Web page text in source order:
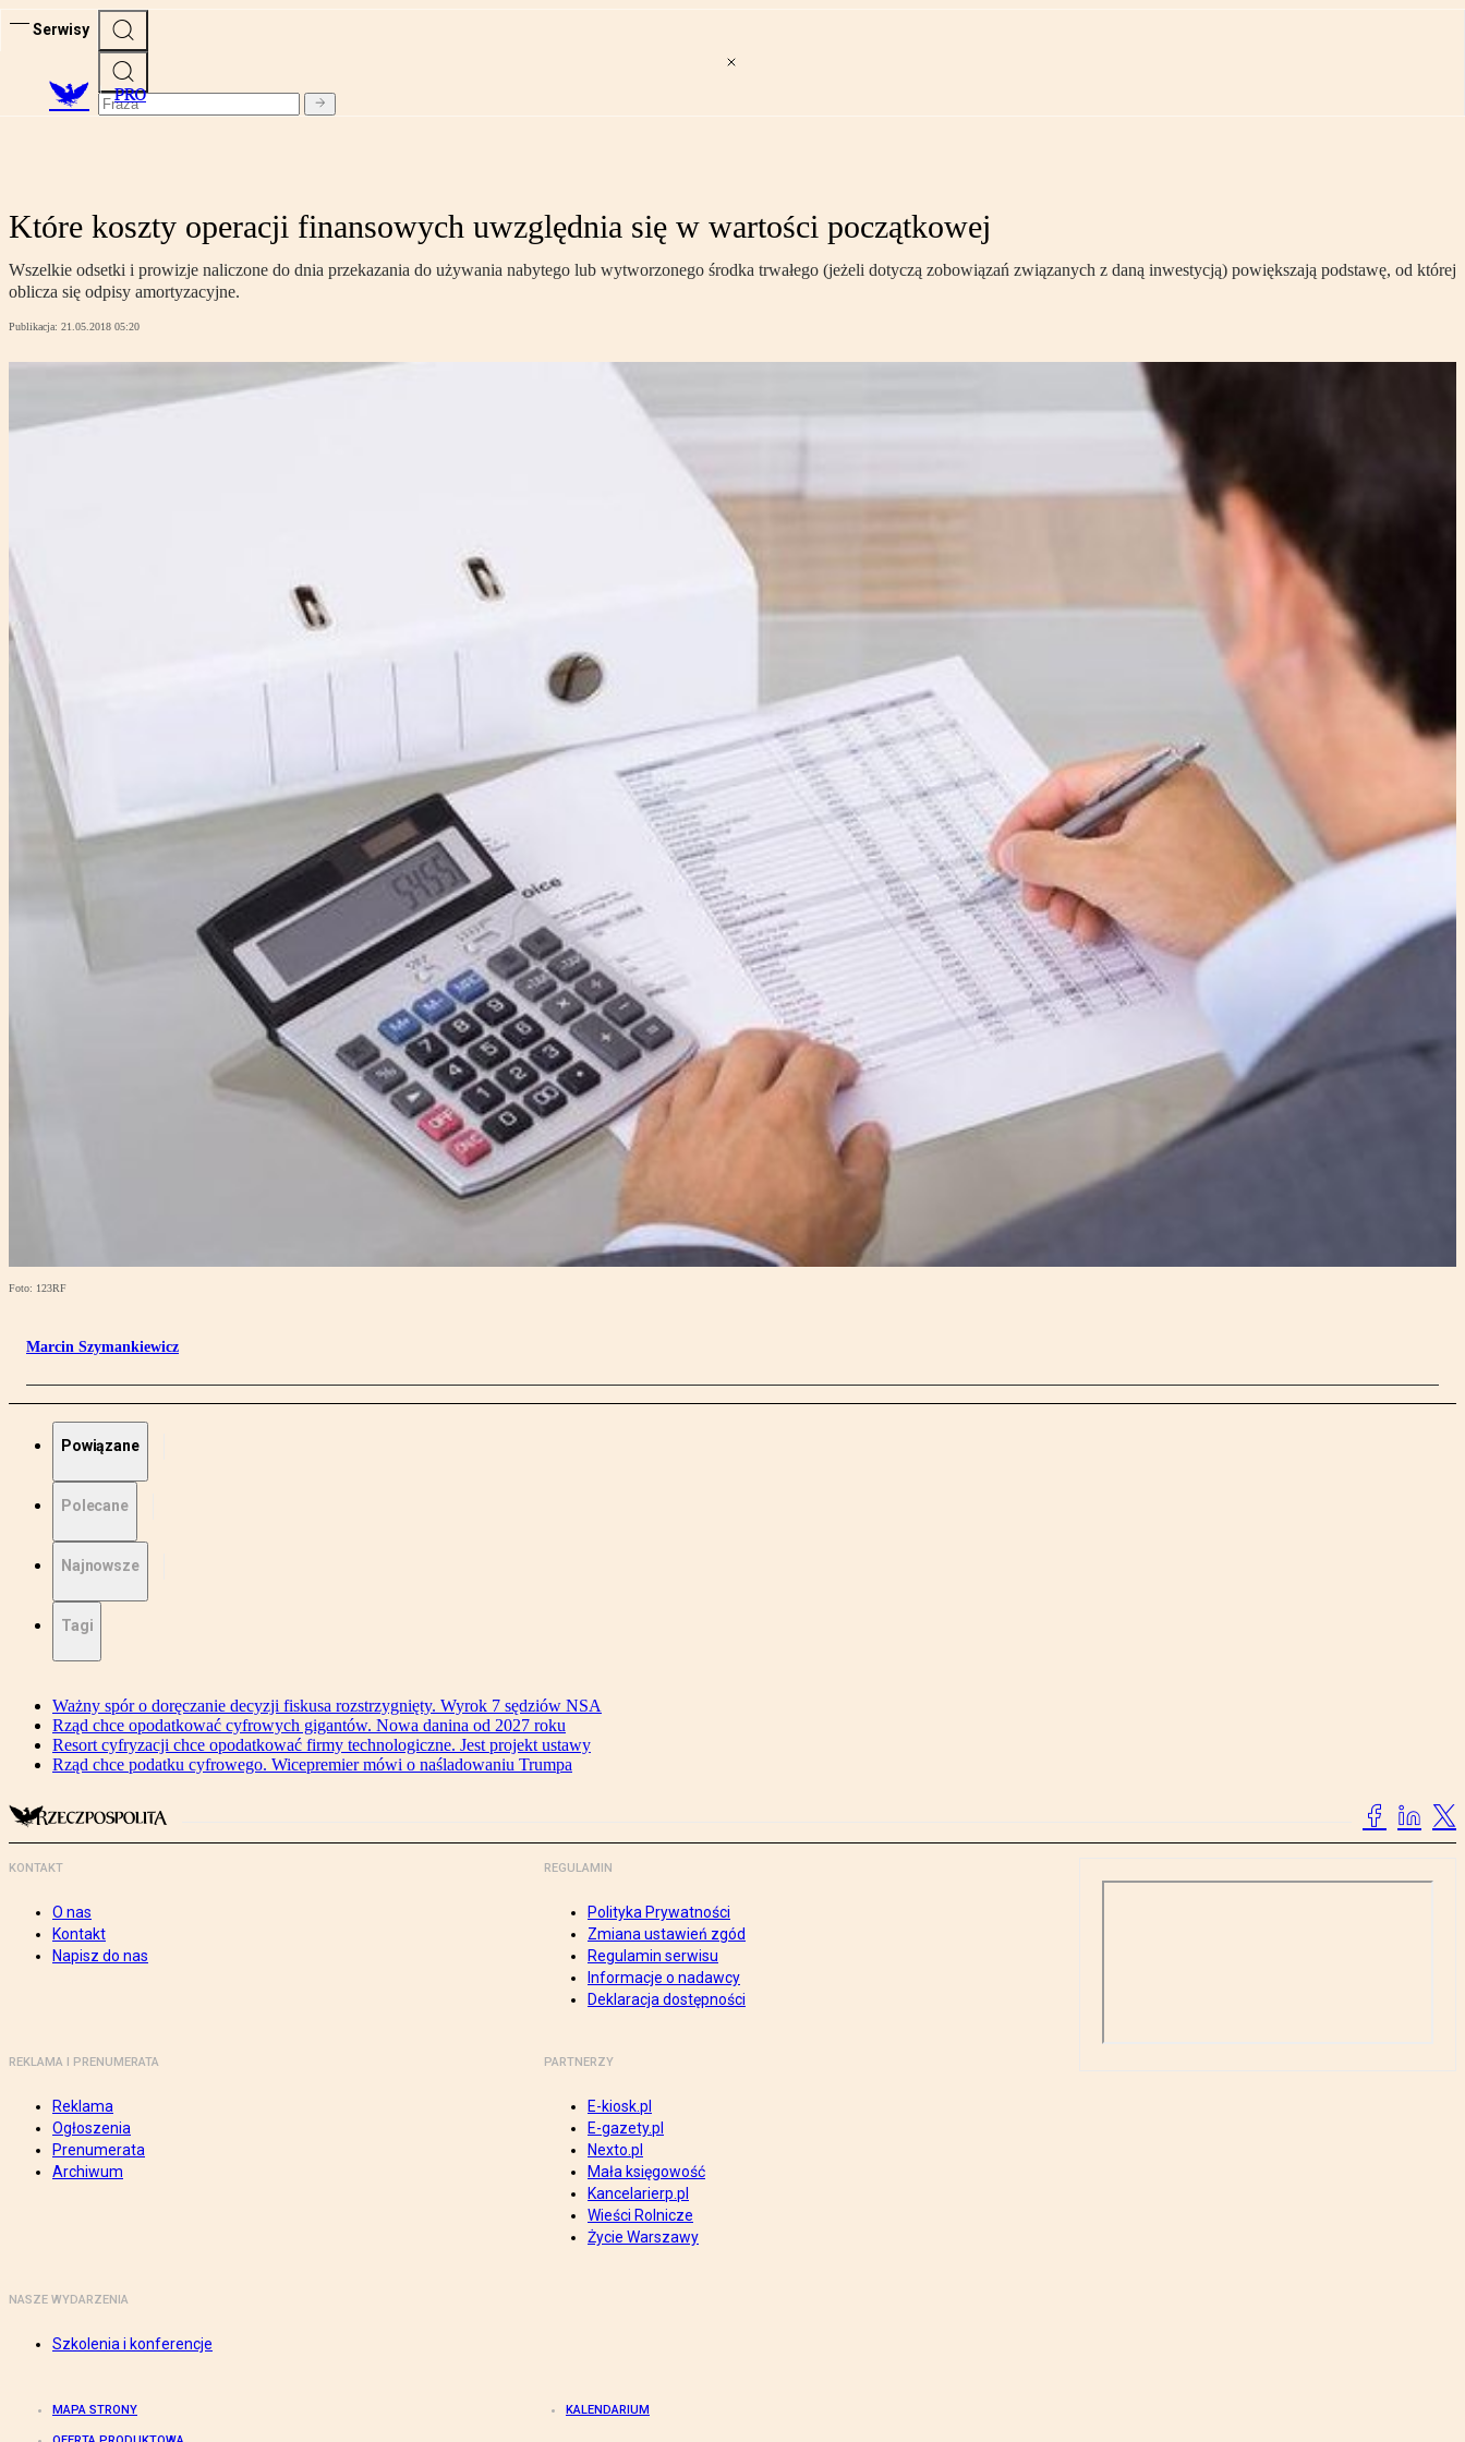
Serwisy
PRO
Które koszty operacji finansowych uwzględnia się w wartości początkowej
Wszelkie odsetki i prowizje naliczone do dnia przekazania do używania nabytego lub wytworzonego środka trwałego (jeżeli dotyczą zobowiązań związanych z daną inwestycją) powiększają podstawę, od której
oblicza się odpisy amortyzacyjne.
Publikacja: 21.05.2018 05:20
Foto: 123RF
Marcin Szymankiewicz
Powiązane
Polecane
Najnowsze
Tagi
Ważny spór o doręczanie decyzji fiskusa rozstrzygnięty. Wyrok 7 sędziów NSA
Rząd chce opodatkować cyfrowych gigantów. Nowa danina od 2027 roku
Resort cyfryzacji chce opodatkować firmy technologiczne. Jest projekt ustawy
Rząd chce podatku cyfrowego. Wicepremier mówi o naśladowaniu Trumpa
KONTAKT
O nas
Kontakt
Napisz do nas
REGULAMIN
Polityka Prywatności
Zmiana ustawień zgód
Regulamin serwisu
Informacje o nadawcy
Deklaracja dostępności
REKLAMA I PRENUMERATA
Reklama
Ogłoszenia
Prenumerata
Archiwum
PARTNERZY
E-kiosk.pl
E-gazety.pl
Nexto.pl
Mała księgowość
Kancelarierp.pl
Wieści Rolnicze
Życie Warszawy
NASZE WYDARZENIA
Szkolenia i konferencje
MAPA STRONY KALENDARIUM